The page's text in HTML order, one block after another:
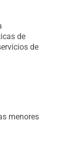
de
de
menores